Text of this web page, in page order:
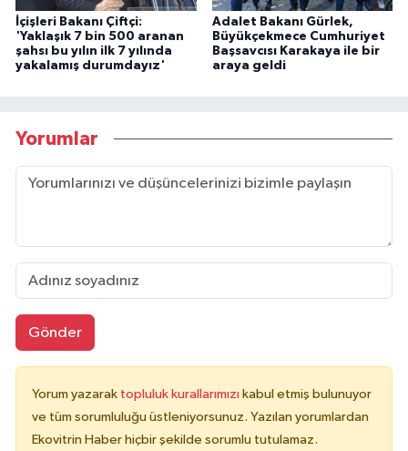
İçişleri Bakanı Çiftçi:
'Yaklaşık 7 bin 500 aranan
şahsı bu yılın ilk 7 yılında
yakalamış durumdayız'
Adalet Bakanı Gürlek,
Büyükçekmece Cumhuriyet
Başsavcısı Karakaya ile bir
araya geldi
Yorumlar
Gönder
Yorum yazarak topluluk kurallarımızı kabul etmiş bulunuyor
ve tüm sorumluluğu üstleniyorsunuz. Yazılan yorumlardan
Ekovitrin Haber hiçbir şekilde sorumlu tutulamaz.